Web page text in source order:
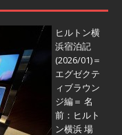
ヒルトン横
浜宿泊記
(2026/01)＝
エグゼクテ
ィブラウン
ジ編＝ 名
前：ヒルト
ン横浜 場